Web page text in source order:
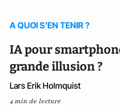
A QUOI S'EN TENIR ?
IA pour
grande illusion ?
Lars Erik Holmquist
4 min de lecture